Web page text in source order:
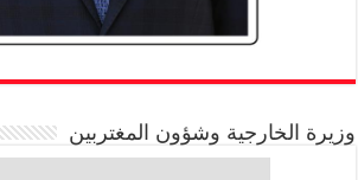
وزيرة الخارجية وشؤون المغتربين